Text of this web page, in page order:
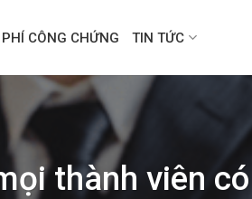
PHÍ CÔNG CHỨNG TIN TỨC
thành viên có